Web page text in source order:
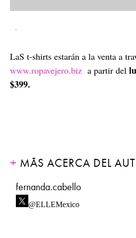
-
LaS t-shirts estarán a la venta a
www.ropavejero.biz a partir del
$399.
MÁS ACERCA DEL
fernanda.cabello
@ELLEMexico